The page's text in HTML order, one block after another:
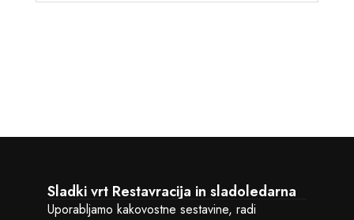
Sladki vrt Restavracija in sladoledarna
Uporabljamo kakovostne sestavine, radi